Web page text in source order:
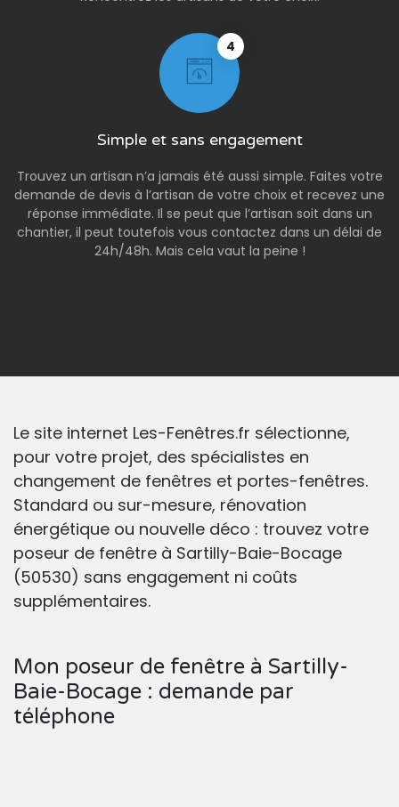
4
Simple et sans engagement
Trouvez un artisan n’a jamais été aussi simple. Faites votre
demande de devis à l’artisan de votre choix et recevez une
réponse immédiate. Il se peut que l’artisan soit dans un
chantier, il peut toutefois vous contactez dans un délai de
24h/48h. Mais cela vaut la peine !
Le site internet Les-Fenêtres.fr sélectionne,
pour votre projet, des spécialistes en
changement de fenêtres et portes-fenêtres.
Standard ou sur-mesure, rénovation
énergétique ou nouvelle déco : trouvez votre
poseur de fenêtre à Sartilly-Baie-Bocage
(50530) sans engagement ni coûts
supplémentaires.
Mon poseur de fenêtre à Sartilly-
Baie-Bocage : demande par
téléphone